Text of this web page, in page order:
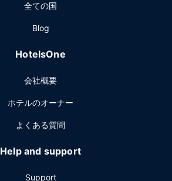
全ての国
Blog
HotelsOne
会社概要
ホテルのオーナー
よくある質問
Help and support
Support